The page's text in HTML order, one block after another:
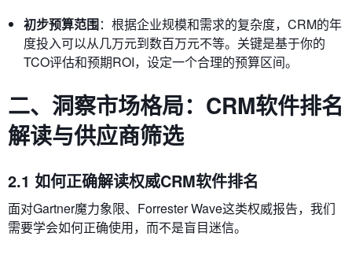
初步预算范围：根据企业规模和需求的复杂度，CRM的年
度投入可以从几万元到数百万元不等。关键是基于你的
TCO评估和预期ROI，设定一个合理的预算区间。
二、洞察市场格局：CRM软件排名
解读与供应商筛选
2.1 如何正确解读权威CRM软件排名
面对Gartner魔力象限、Forrester Wave这类权威报告，我们
需要学会如何正确使用，而不是盲目迷信。